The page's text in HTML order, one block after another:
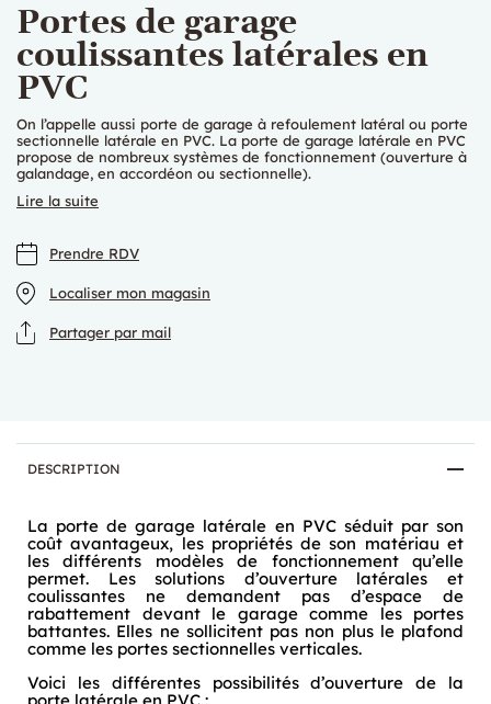
Portes de garage
coulissantes latérales en
PVC
On l’appelle aussi porte de garage à refoulement latéral ou porte
sectionnelle latérale en PVC. La porte de garage latérale en PVC
propose de nombreux systèmes de fonctionnement (ouverture à
galandage, en accordéon ou sectionnelle).
Lire la suite
Prendre RDV
Localiser mon magasin
Partager par mail
DESCRIPTION
La porte de garage latérale en PVC séduit par son
coût avantageux, les propriétés de son matériau et
les différents modèles de fonctionnement qu’elle
permet. Les solutions d’ouverture latérales et
coulissantes ne demandent pas d’espace de
rabattement devant le garage comme les portes
battantes. Elles ne sollicitent pas non plus le plafond
comme les portes sectionnelles verticales.
Voici les différentes possibilités d’ouverture de la